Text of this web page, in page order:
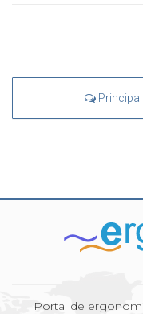
Principal
Portal de